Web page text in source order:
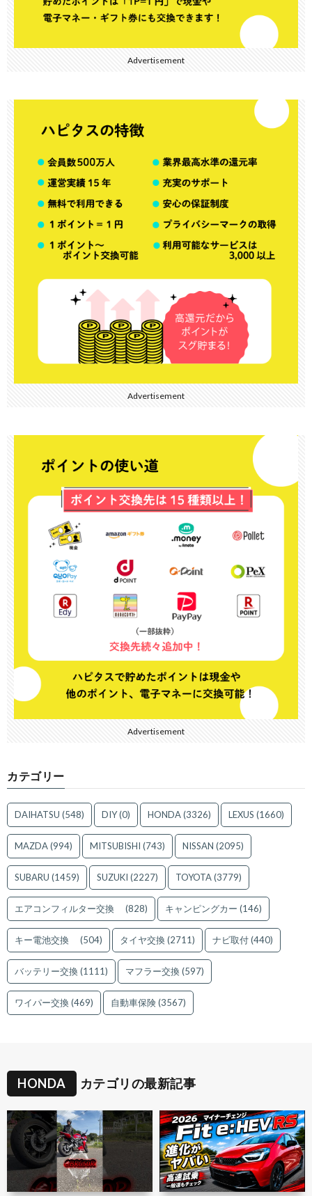
Advertisement
Advertisement
Advertisement
カテゴリー
DAIHATSU (548) DIY(0) HONDA(3326) LEXUS (1660)
MAZDA(994) MITSUBISHI (743) NISSAN (2095)
SUBARU (1459) SUZUKI (2227) TOYOTA(3779)
エアコンフィルター交換 (828) キャンピングカー (146)
キー電池交換 (504) タイヤ交換(2711) ナビ取付(440)
バッテリー交換(1111) マフラー交換(597)
ワイパー交換(469) 自動車保険(3567)
HONDA カテゴリの最新記事